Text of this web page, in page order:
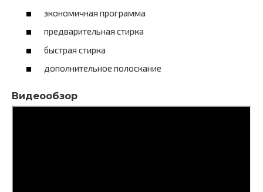
экономичная программа
предварительная стирка
быстрая стирка
дополнительное полоскание
Видеообзор